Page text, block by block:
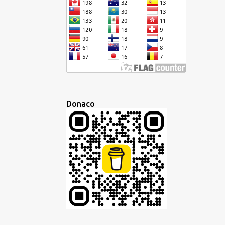
ESPERANTO ESPLORO
ETIMOLOGIO ETNO EŬROPA
EŬROPO EVENTO EVOLUADO
FANTAZIA FESTO
FRAZO FREMDA FREMDLINGVO
FREMDULOJ GALEGA GEOGRAFIA
GERMANA GESTO GLOSSIKO
GRAMATIKO HAITIA KREOLA
HAITIO HAKKA HEBREA
HELPA HEREDAĴO HISPANA
Donaco